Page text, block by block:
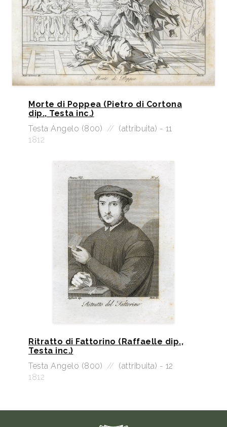
Morte di Poppea (Pietro di Cortona
dip., Testa inc.)
Testa Angelo (800) // (attribuita) - 11
1812
Ritratto di Fattorino (Raffaelle dip.,
Testa inc.)
Testa Angelo (800) // (attribuita) - 12
1812